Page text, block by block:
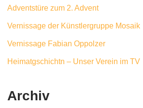
Adventstüre zum 2. Advent
Vernissage der Künstlergruppe Mosaik
Vernissage Fabian Oppolzer
Heimatgschichtn – Unser Verein im TV
Archiv